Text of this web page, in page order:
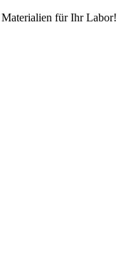
für Ihr Labor!